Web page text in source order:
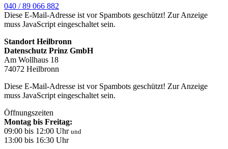
040 / 89 066 882
Diese E-Mail-Adresse ist vor Spambots geschützt! Zur Anzeige
muss JavaScript eingeschaltet sein.
Standort Heilbronn
Datenschutz Prinz GmbH
Am Wollhaus 18
74072 Heilbronn
Diese E-Mail-Adresse ist vor Spambots geschützt! Zur Anzeige
muss JavaScript eingeschaltet sein.
Öffnungszeiten
Montag bis Freitag:
09:00 bis 12:00 Uhr und
13:00 bis 16:30 Uhr